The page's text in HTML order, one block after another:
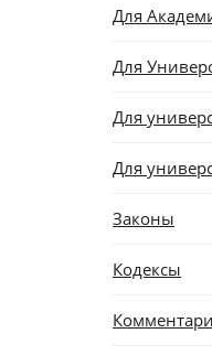
Для
Для
Для
Для
Законы
Кодексы